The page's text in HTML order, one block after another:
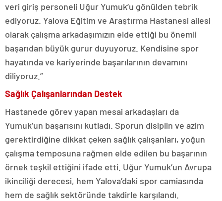
veri giriş personeli Uğur Yumuk’u gönülden tebrik
ediyoruz. Yalova Eğitim ve Araştırma Hastanesi ailesi
olarak çalışma arkadaşımızın elde ettiği bu önemli
başarıdan büyük gurur duyuyoruz. Kendisine spor
hayatında ve kariyerinde başarılarının devamını
diliyoruz.”
Sağlık Çalışanlarından Destek
Hastanede görev yapan mesai arkadaşları da
Yumuk’un başarısını kutladı. Sporun disiplin ve azim
gerektirdiğine dikkat çeken sağlık çalışanları, yoğun
çalışma temposuna rağmen elde edilen bu başarının
örnek teşkil ettiğini ifade etti. Uğur Yumuk’un Avrupa
ikinciliği derecesi, hem Yalova’daki spor camiasında
hem de sağlık sektöründe takdirle karşılandı.